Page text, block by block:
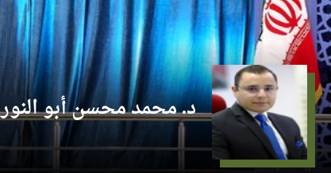
د. محمد محسن أبو النور